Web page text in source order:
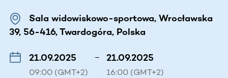
Sala widowiskowo-sportowa, Wrocławska
39, 56-416, Twardogóra, Polska
21.09.2025
09:00 (GMT+2)
– 21.09.2025
16:00 (GMT+2)